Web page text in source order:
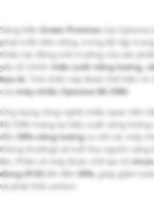
Sáng kiến Green Promisecủa Optoma
phát triển bền vững, trong đó tập trung
thiểu tác động môi trường của sản
yếu tố chính:
hiệu suất năng lượng,
bao bì . Tinh thần này được thể hiện rõ
củamáy chiếu Optoma ML1080
Ứng dụng công nghệ chiếu laser tiên
ML1080 mang lại hiệu suất năng
đến
58% năng lượngso với các máy
thông thường) và tuổi thọ nguồn sáng
lần. Phần vỏ máy được chế tạo từ
dùng (PCR) lên đến 50%, giúp giảm
và phát thải carbon.